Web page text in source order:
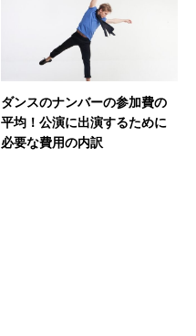
ダンスのナンバーの参加費の
平均！公演に出演するために
必要な費用の内訳